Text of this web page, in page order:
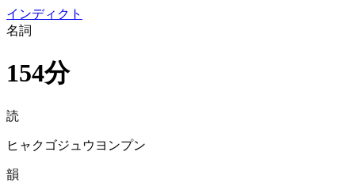
インディクト
名詞
154分
読
ヒャクゴジュウヨンプン
韻